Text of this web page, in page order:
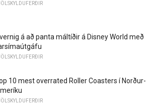
á að panta máltíðir á Disney World með
10 mest overrated Roller Coasters í Norður-